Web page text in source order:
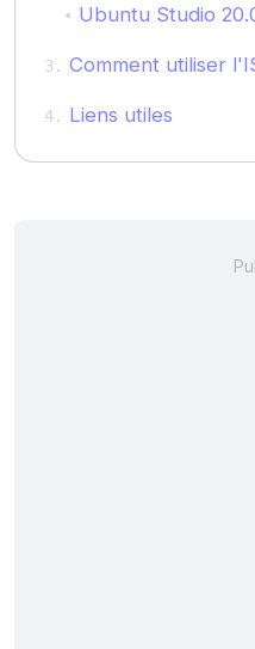
Ubuntu Studio
Comment utiliser
Liens utiles